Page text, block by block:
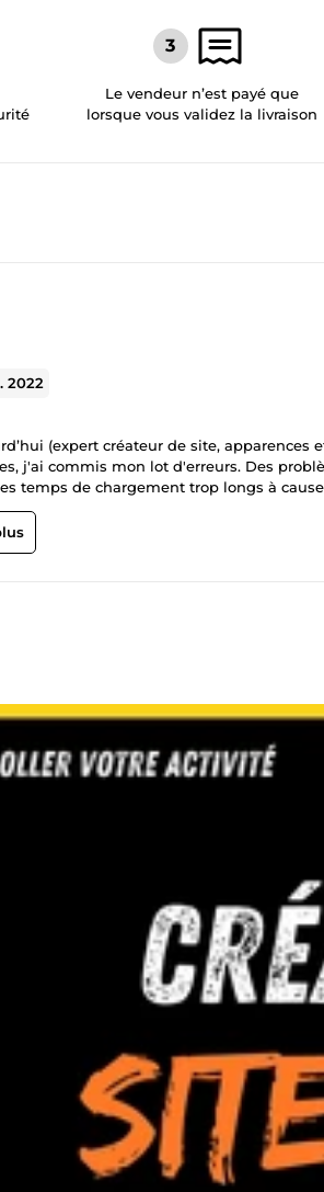
Le vendeur n’est payé que
lorsque vous validez la livraison
2022
(expert créateur de site, apparences
j'ai commis mon lot d'erreurs. Des
temps de chargement trop longs à cause
j'ai tout expérimenté. Mais c'est
méthodologie rigoureuse. Aujourd'hui,
et optimisés. Que vous